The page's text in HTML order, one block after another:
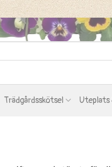
Trädgårdsskötsel Uteplats